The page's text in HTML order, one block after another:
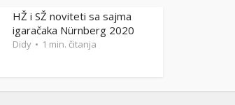
HŽ i SŽ noviteti sa sajma
igaračaka Nürnberg 2020
Didy 1 min. čitanja